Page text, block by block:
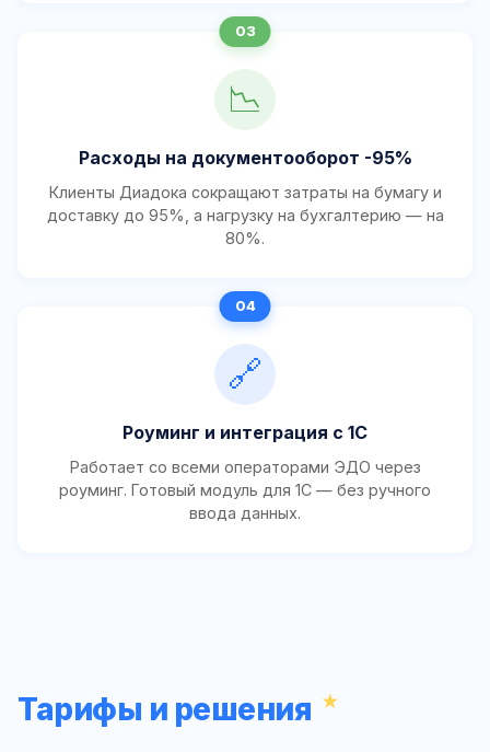
📉
Расходы на документооборот -95%
Клиенты Диадока сокращают затраты на бумагу и
доставку до 95%, а нагрузку на бухгалтерию — на
80%.
🔗
Роуминг и интеграция с 1С
Работает со всеми операторами ЭДО через
роуминг. Готовый модуль для 1С — без ручного
ввода данных.
Тарифы и решения